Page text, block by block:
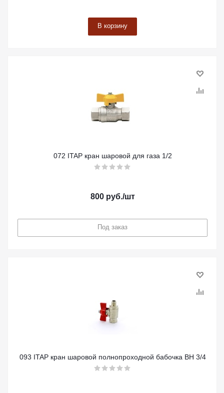
В корзину
072 ITAP кран шаровой для газа 1/2
800руб./шт
Под заказ
093 ITAP кран шаровой полнопроходной бабочка ВН 3/4